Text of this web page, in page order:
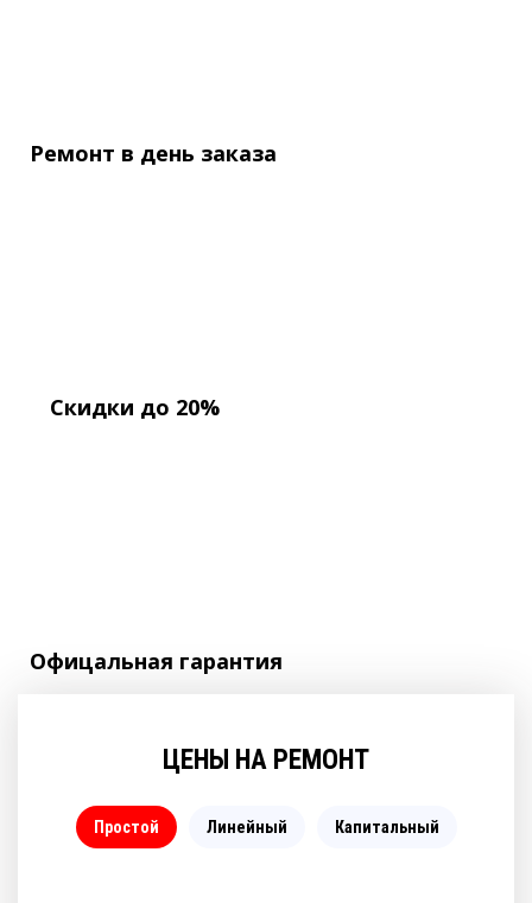
Ремонт в день заказа
Скидки до 20%
Офицальная гарантия
ЦЕНЫ НА РЕМОНТ
Простой Линейный Капитальный